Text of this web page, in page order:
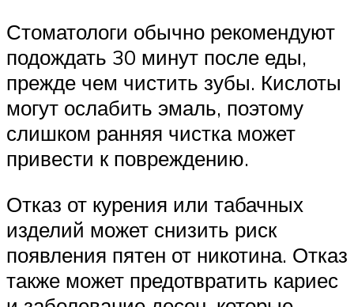
Стоматологи обычно рекомендуют
подождать 30 минут после еды,
прежде чем чистить зубы. Кислоты
могут ослабить эмаль, поэтому
слишком ранняя чистка может
привести к повреждению.
Отказ от курения или табачных
изделий может снизить риск
появления пятен от никотина. Отказ
также может предотвратить кариес